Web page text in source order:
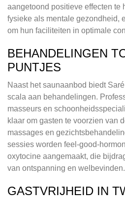
aangetoond positieve effecten te
fysieke als mentale gezondheid,
om hun faciliteiten in optimale
BEHANDELINGEN
PUNTJES
Naast het saunaanbod biedt
scala aan behandelingen.
masseurs en
klaar om gasten te voorzien van
massages en
sessies worden feel-good-
oxytocine aangemaakt, die
van ontspanning en welbevinden.
GASTVRIJHEID IN